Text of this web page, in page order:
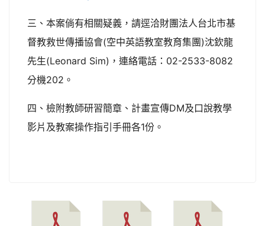
三、本案倘有相關疑義，請逕洽財團法人台北市基
督教救世傳播協會(空中英語教室教育集團)沈欽龍
先生(Leonard Sim)，連絡電話：02-2533-8082
分機202。
四、檢附教師研習簡章、計畫宣傳DM及口說教學
影片及教案操作指引手冊各1份。